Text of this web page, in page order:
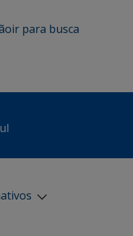
ir para busca